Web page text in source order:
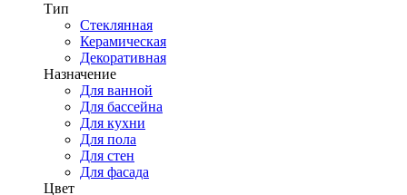
Тип
Стеклянная
Керамическая
Декоративная
Назначение
Для ванной
Для бассейна
Для кухни
Для пола
Для стен
Для фасада
Цвет